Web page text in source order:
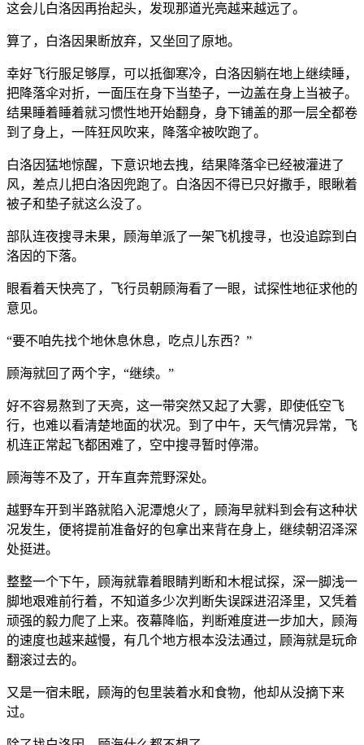
这会儿白洛因再抬起头，发现那道光亮越来越远了。
算了，白洛因果断放弃，又坐回了原地。
幸好飞行服足够厚，可以抵御寒冷，白洛因躺在地上继续睡，
把降落伞对折，一面压在身下当垫子，一边盖在身上当被子。
结果睡着睡着就习惯性地开始翻身，身下铺盖的那一层全都卷
到了身上，一阵狂风吹来，降落伞被吹跑了。
白洛因猛地惊醒，下意识地去拽，结果降落伞已经被灌进了
风，差点儿把白洛因兜跑了。白洛因不得已只好撒手，眼瞅着
被子和垫子就这么没了。
部队连夜搜寻未果，顾海单派了一架飞机搜寻，也没追踪到白
洛因的下落。
眼看着天快亮了，飞行员朝顾海看了一眼，试探性地征求他的
意见。
“要不咱先找个地休息休息，吃点儿东西？”
顾海就回了两个字，“继续。”
好不容易熬到了天亮，这一带突然又起了大雾，即使低空飞
行，也难以看清楚地面的状况。到了中午，天气情况异常，飞
机连正常起飞都困难了，空中搜寻暂时停滞。
顾海等不及了，开车直奔荒野深处。
越野车开到半路就陷入泥潭熄火了，顾海早就料到会有这种状
况发生，便将提前准备好的包拿出来背在身上，继续朝沼泽深
处挺进。
整整一个下午，顾海就靠着眼睛判断和木棍试探，深一脚浅一
脚地艰难前行着，不知道多少次判断失误踩进沼泽里，又凭着
顽强的毅力爬了上来。夜幕降临，判断难度进一步加大，顾海
的速度也越来越慢，有几个地方根本没法通过，顾海就是玩命
翻滚过去的。
又是一宿未眠，顾海的包里装着水和食物，他却从没摘下来
过。